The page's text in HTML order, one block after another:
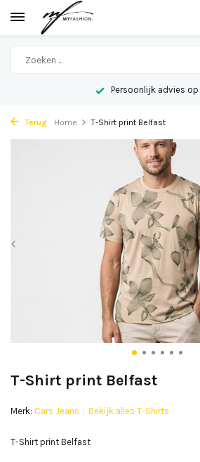
Persoonlijk advies
Terug Home T-Shirt print Belfast
T-Shirt print Belfast
Merk: Cars Jeans Bekijk alles T-Shirts
T-Shirt print Belfast